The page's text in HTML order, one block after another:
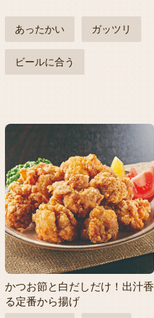
あったかい ガッツリ
ビールに合う
かつお節と白だしだけ！出汁香
る定番から揚げ